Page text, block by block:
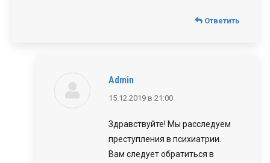
Ответить
Admin
говорит:
15.12.2019 в 21:00
Здравствуйте! Мы расследуем
преступления в психиатрии.
Вам следует обратиться в